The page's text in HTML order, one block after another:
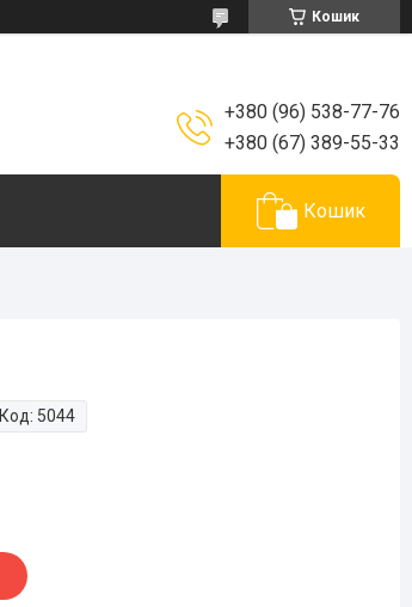
Кошик
+380 (96) 538-77-76
+380 (67) 389-55-33
Кошик
Код: 5044